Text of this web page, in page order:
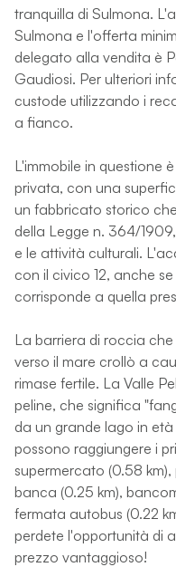
tranquilla di Sulmona.
Sulmona e l'offerta
delegato alla vendita è
Gaudiosi. Per ulteriori
custode utilizzando i
a fianco.
L'immobile in questione
privata, con una
un fabbricato storico
della Legge n. 364/
e le attività culturali.
con il civico 12, anche
corrisponde a quella
La barriera di roccia
verso il mare crollò a
rimase fertile. La Valle
peline, che significa
da un grande lago in
possono raggiungere i
supermercato (0.58 km),
banca (0.25 km),
fermata autobus (0.22
perdete l'opportunità di
prezzo vantaggioso!